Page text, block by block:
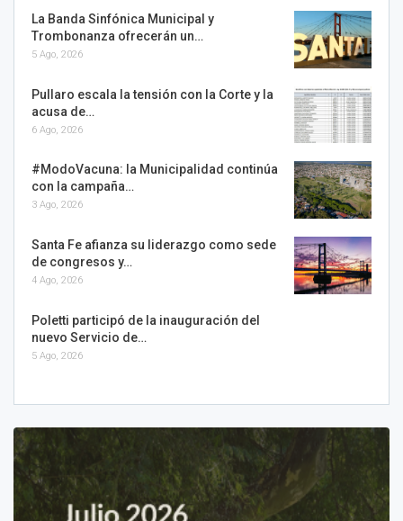
La Banda Sinfónica Municipal y
Trombonanza ofrecerán un…
5 Ago, 2026
Pullaro escala la tensión con la Corte y la
acusa de…
6 Ago, 2026
#ModoVacuna: la Municipalidad continúa
con la campaña…
3 Ago, 2026
Santa Fe afianza su liderazgo como sede
de congresos y…
4 Ago, 2026
Poletti participó de la inauguración del
nuevo Servicio de…
5 Ago, 2026